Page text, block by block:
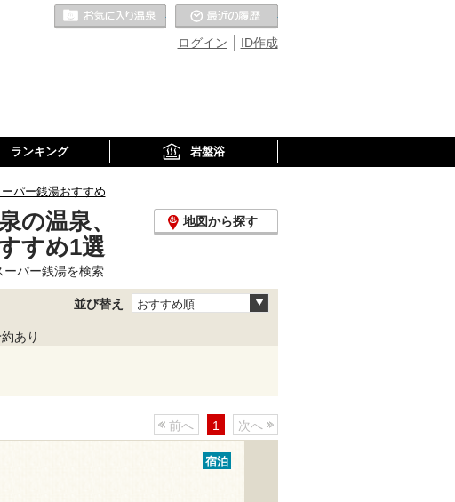
ID作成
ログイン
お気に入りの温泉
ランキング 岩盤浴
パー銭湯おすすめ
の温泉、
すめ1選
地図から探す
パー銭湯を検索
並び替え おすすめ順
あり
前へ 1 次へ
宿泊